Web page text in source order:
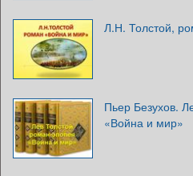
Л.Н. Толстой,
Пьер Безухов.
«Война и мир»